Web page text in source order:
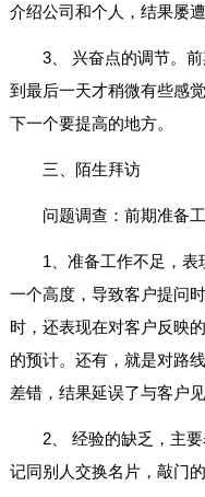
介绍公司和个人，结果屡遭
3、 兴奋点的调节。
到最后一天才稍微有些感
下一个要提高的地方。
三、陌生拜访
问题调查：前期准备
1、准备工作不足，
一个高度，导致客户提问
时，还表现在对客户反映
的预计。还有，就是对路
差错，结果延误了与客户见
2、 经验的缺乏，主
记同别人交换名片，敲门的